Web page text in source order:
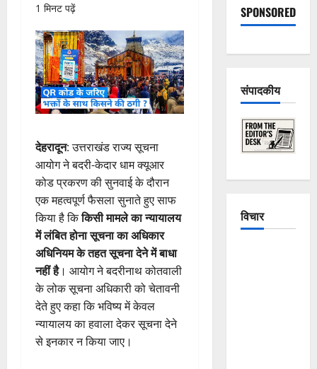
1 मिनट पढ़ें
देहरादून: उत्तराखंड राज्य सूचना
आयोग ने बदरी-केदार धाम क्यूआर
कोड प्रकरण की सुनवाई के दौरान
एक महत्वपूर्ण फैसला सुनाते हुए साफ
किया है किकिसी मामले का न्यायालय
में लंबित होना सूचना का अधिकार
अधिनियम के तहत सूचना देने में बाधा
नहीं है। आयोग ने बदरीनाथ कोतवाली
के लोक सूचना अधिकारी को चेतावनी
देते हुए कहा कि भविष्य में केवल
न्यायालय का हवाला देकर सूचना देने
से इनकार न किया जाए।
SPONSORED
संपादकीय
विचार